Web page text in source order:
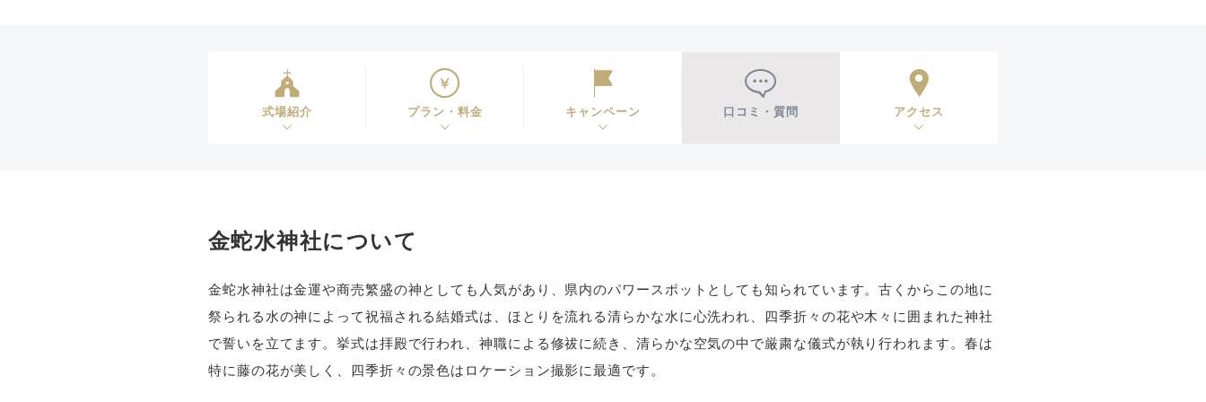
式場紹介 プラン・料金 キャンペーン 口コミ・質問 アクセス
金蛇水神社について
金蛇水神社は金運や商売繁盛の神としても人気があり、県内のパワースポットとしても知られています。古くからこの地に
祭られる水の神によって祝福される結婚式は、ほとりを流れる清らかな水に心洗われ、四季折々の花や木々に囲まれた神社
で誓いを立てます。挙式は拝殿で行われ、神職による修祓に続き、清らかな空気の中で厳粛な儀式が執り行われます。春は
特に藤の花が美しく、四季折々の景色はロケーション撮影に最適です。